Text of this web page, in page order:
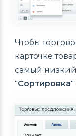
Чтобы
карточке
самый низкий
"Сортировка"